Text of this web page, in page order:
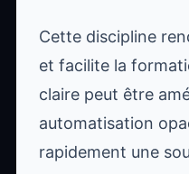
Cette discipline
et facilite la
claire peut être
automatisation
rapidement une